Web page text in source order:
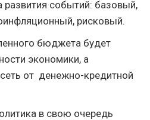
развития событий: базовый,
рисковый.
бюджета будет
экономики, а
от денежно-кредитной
в свою очередь